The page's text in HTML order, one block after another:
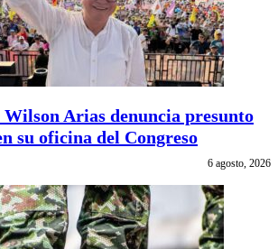
Wilson Arias denuncia presunto
su oficina del Congreso
6 agosto, 2026